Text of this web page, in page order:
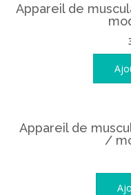
Appareil de
Appareil de
/